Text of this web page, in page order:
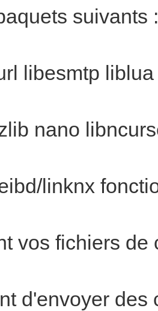
suivants :
libesmtp
nano
linknx
vos fichiers
d'envoyer des